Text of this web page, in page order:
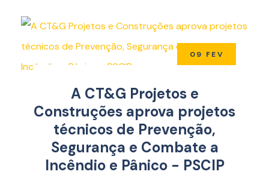
09 FEV
A CT&G Projetos e
Construções aprova projetos
técnicos de Prevenção,
Segurança e Combate a
Incêndio e Pânico - PSCIP